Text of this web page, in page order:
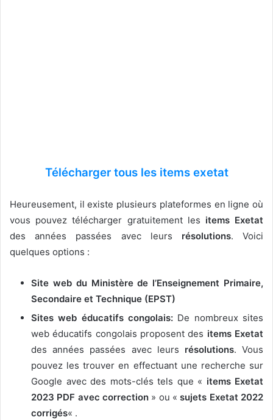
Télécharger tous les items exetat
Heureusement, il existe plusieurs plateformes en ligne où
vous pouvez télécharger gratuitement les items Exetat
des années passées avec leurs résolutions. Voici
quelques options :
Site web du Ministère de l’Enseignement Primaire,
Secondaire et Technique (EPST)
Sites web éducatifs congolais: De nombreux sites
web éducatifs congolais proposent des items Exetat
des années passées avec leurs résolutions. Vous
pouvez les trouver en effectuant une recherche sur
Google avec des mots-clés tels que « items Exetat
2023 PDF avec correction » ou «sujets Exetat 2022
corrigés« .